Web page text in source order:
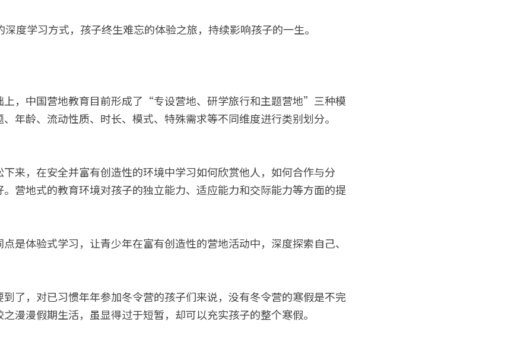
度学习方式，孩子终生难忘的体验之旅，持续影响孩子的一生。
上，中国营地教育目前形成了“专设营地、研学旅行和主题营地”三种模
年龄、流动性质、时长、模式、特殊需求等不同维度进行类别划分。
来，在安全并富有创造性的环境中学习如何欣赏他人，如何合作与分
营地式的教育环境对孩子的独立能力、适应能力和交际能力等方面的提
是体验式学习，让青少年在富有创造性的营地活动中，深度探索自己、
了，对已习惯年年参加冬令营的孩子们来说，没有冬令营的寒假是不完
漫漫假期生活，虽显得过于短暂，却可以充实孩子的整个寒假。